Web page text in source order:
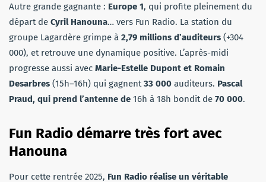
Autre grande gagnante : Europe 1, qui profite pleinement du
départ de Cyril Hanouna… vers Fun Radio. La station du
groupe Lagardère grimpe à 2,79 millions d’auditeurs (+304
000), et retrouve une dynamique positive. L’après-midi
progresse aussi avec Marie-Estelle Dupont et Romain
Desarbres (15h–16h) qui gagnent33 000 auditeurs. Pascal
Praud, qui prend l’antenne de 16h à 18h bondit de 70 000.
Fun Radio démarre très fort avec
Hanouna
Pour cette rentrée 2025, Fun Radio réalise un véritable